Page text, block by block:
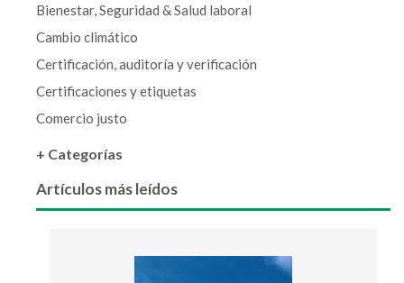
Bienestar, Seguridad & Salud laboral
Cambio climático
Certificación, auditoría y verificación
Certificaciones y etiquetas
Comercio justo
+ Categorías
Artículos más leídos